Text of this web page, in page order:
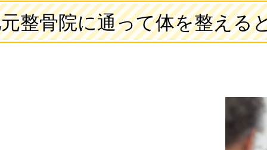
整骨院に通って体を整える